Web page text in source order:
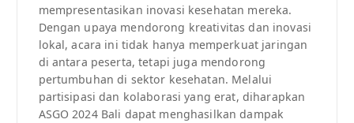
mempresentasikan inovasi kesehatan mereka.
Dengan upaya mendorong kreativitas dan inovasi
lokal, acara ini tidak hanya memperkuat jaringan
di antara peserta, tetapi juga mendorong
pertumbuhan di sektor kesehatan. Melalui
partisipasi dan kolaborasi yang erat, diharapkan
ASGO 2024 Bali dapat menghasilkan dampak